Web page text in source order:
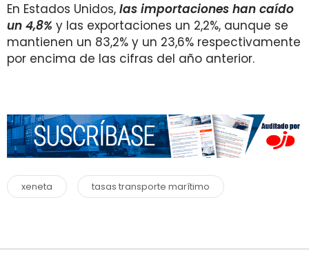
En Estados Unidos, las importaciones han caído
un 4,8% y las exportaciones un 2,2%, aunque se
mantienen un 83,2% y un 23,6% respectivamente
por encima de las cifras del año anterior.
xeneta tasas transporte marítimo